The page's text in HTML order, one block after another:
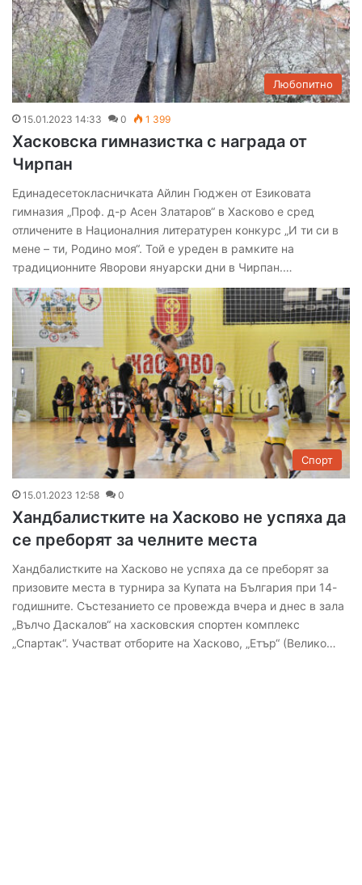
Любопитно
15.01.2023 14:33 0 1 399
Хасковска гимназистка с награда от
Чирпан
Единадесетокласничката Айлин Гюджен от Езиковата
гимназия „Проф. д-р Асен Златаров“ в Хасково е сред
отличените в Националния литературен конкурс „И ти си в
мене – ти, Родино моя“. Той е уреден в рамките на
традиционните Яворови януарски дни в Чирпан.…
Спорт
15.01.2023 12:58 0
Хандбалистките на Хасково не успяха да
се преборят за челните места
Хандбалистките на Хасково не успяха да се преборят за
призовите места в турнира за Купата на България при 14-
годишните. Състезанието се провежда вчера и днес в зала
„Вълчо Даскалов“ на хасковския спортен комплекс
„Спартак“. Участват отборите на Хасково, „Етър“ (Велико…